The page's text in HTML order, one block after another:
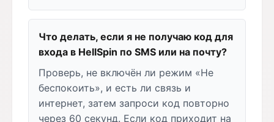
Что делать, если я не получаю код для
входа в HellSpin по SMS или на почту?
Проверь, не включён ли режим «Не
беспокоить», и есть ли связь и
интернет, затем запроси код повторно
через 60 секунд. Если код приходит на